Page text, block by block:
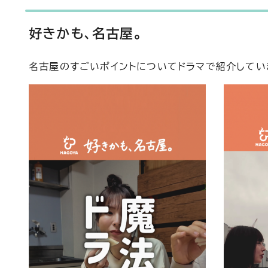
好きかも、名古屋。
名古屋のすごいポイントについてドラマで紹介してい